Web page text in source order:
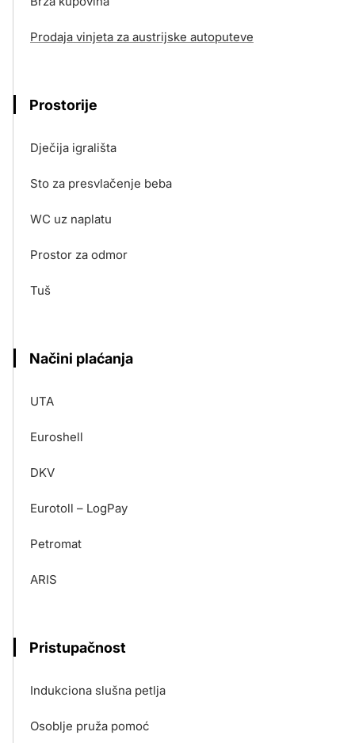
Prodaja vinjeta za austrijske autoputeve
Prostorije
Dječija igrališta
Sto za presvlačenje beba
WC uz naplatu
Prostor za odmor
Tuš
Načini plaćanja
UTA
Euroshell
DKV
Eurotoll – LogPay
Petromat
ARIS
Pristupačnost
Indukciona slušna petlja
Osoblje pruža pomoć